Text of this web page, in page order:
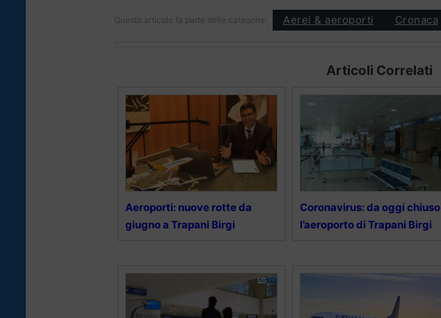
Questo articolo fa parte delle categorie: Aerei & aeroporti Cronaca
Articoli Correlati
Aeroporti: nuove rotte da
giugno a Trapani Birgi
Coronavirus: da oggi chiuso
l’aeroporto di Trapani Birgi